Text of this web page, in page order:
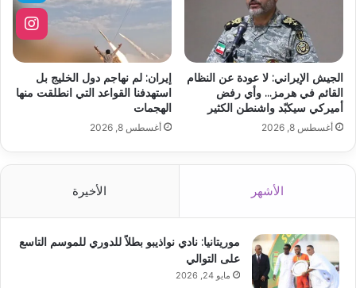
الجيش الإيراني: لا عودة عن النظام
القائم في هرمز… وأي رفض
أميركي سيكبّد واشنطن الكثير
أغسطس 8, 2026
إيران: لم نهاجم دول الخليج بل
استهدفنا القواعد التي انطلقت منها
الهجمات
أغسطس 8, 2026
الأشهر الأخيرة
موريتانيا: نادي نواذيبو بطلاً للدوري للموسم التاسع
على التوالي
مايو 24, 2026